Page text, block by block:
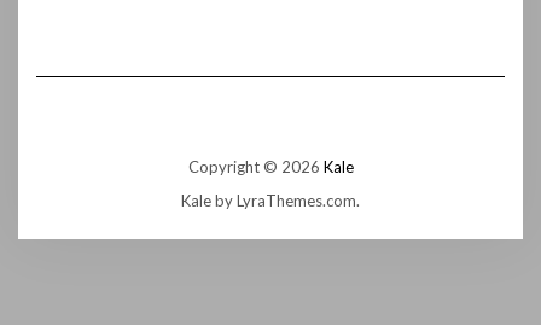
Copyright © 2026 Kale
Kaleby LyraThemes.com.